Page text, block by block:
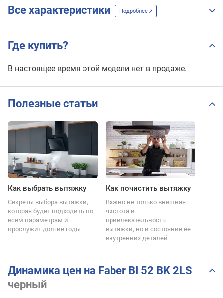
Все характеристики Подробнее
Где купить?
В настоящее время этой модели нет в продаже.
Полезные статьи
Как выбрать вытяжку
Секреты выбора вытяжки,
которая будет подходить по
всем параметрам и
прослужит долгие годы
Как почистить вытяжку
Важно не только внешняя
чистота и
привлекательность
вытяжки, но и состояние ее
внутренних деталей
Динамика цен на Faber BI 52 BK 2LS
черный